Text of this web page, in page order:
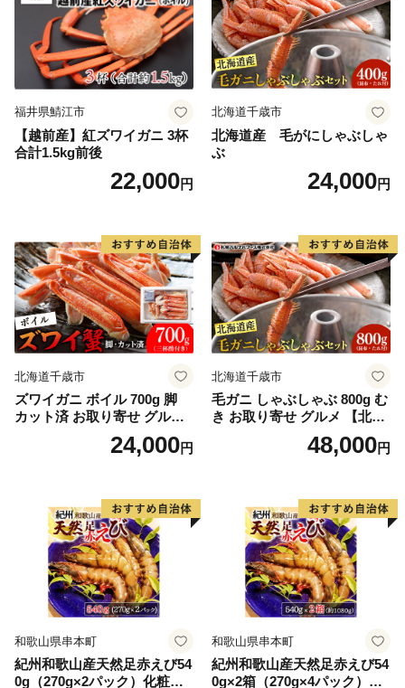
福井県鯖江市
【越前産】紅ズワイガニ 3杯
合計1.5kg前後
22,000円
北海道千歳市
北海道産 毛がにしゃぶしゃ
ぶ
24,000円
北海道千歳市
ズワイガニ ボイル 700g 脚
カット済 お取り寄せ グルメ
【北海道】【札幌バルナバフ
24,000円
北海道千歳市
毛ガニ しゃぶしゃぶ 800g む
き お取り寄せ グルメ 【北海
道】【札幌バルナバフーズ】
48,000円
和歌山県串本町
紀州和歌山産天然足赤えび54
0g（270g×2パック）化粧箱
和歌山県串本町
紀州和歌山産天然足赤えび54
0g×2箱（270g×4パック）化